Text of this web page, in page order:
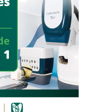
no es para que se
de Carranza o
señales que indican
km/h, algunas casi
pero en los
en ninguno de
estaba por debajo